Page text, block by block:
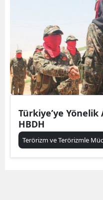
Türkiye’ye
HBDH
Terörizm ve Terörizmle